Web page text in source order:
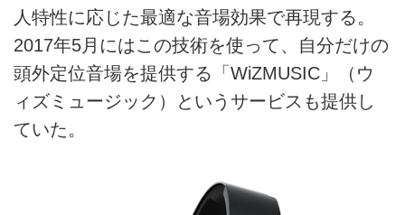
人特性に応じた最適な音場効果で再現する。
2017年5月にはこの技術を使って、自分だけの
頭外定位音場を提供する「WiZMUSIC」（ウ
ィズミュージック）というサービスも提供し
ていた。